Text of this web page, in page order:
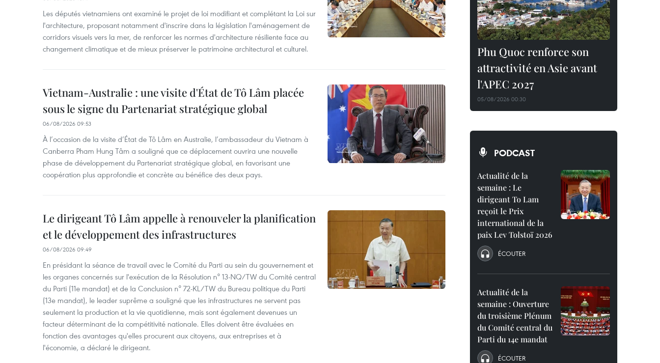
Les députés vietnamiens ont examiné le projet de loi modifiant et complétant la Loi sur
l'architecture, proposant notamment d'inscrire dans la législation l'aménagement de
corridors visuels vers la mer, de renforcer les normes d'architecture résiliente face au
changement climatique et de mieux préserver le patrimoine architectural et culturel.
Vietnam-Australie : une visite d'État de Tô Lâm placée
sous le signe du Partenariat stratégique global
06/08/2026 09:53
À l’occasion de la visite d’État de Tô Lâm en Australie, l’ambassadeur du Vietnam à
Canberra Pham Hung Tâm a souligné que ce déplacement ouvrira une nouvelle
phase de développement du Partenariat stratégique global, en favorisant une
coopération plus approfondie et concrète au bénéfice des deux pays.
Le dirigeant Tô Lâm appelle à renouveler la planification
et le développement des infrastructures
06/08/2026 09:49
En présidant la séance de travail avec le Comité du Parti au sein du gouvernement et
les organes concernés sur l'exécution de la Résolution n° 13-NQ/TW du Comité central
du Parti (11e mandat) et de la Conclusion n° 72-KL/TW du Bureau politique du Parti
(13e mandat), le leader suprême a souligné que les infrastructures ne servent pas
seulement la production et la vie quotidienne, mais sont également devenues un
facteur déterminant de la compétitivité nationale. Elles doivent être évaluées en
fonction des avantages qu'elles procurent aux citoyens, aux entreprises et à
l'économie, a déclaré le dirigeant.
Phu Quoc renforce son
attractivité en Asie avant
l'APEC 2027
05/08/2026 00:30
PODCAST
Actualité de la
semaine : Le
dirigeant To Lam
reçoit le Prix
international de la
paix Lev Tolstoï 2026
ÉCOUTER
Actualité de la
semaine : Ouverture
du troisième Plénum
du Comité central du
Parti du 14e mandat
ÉCOUTER